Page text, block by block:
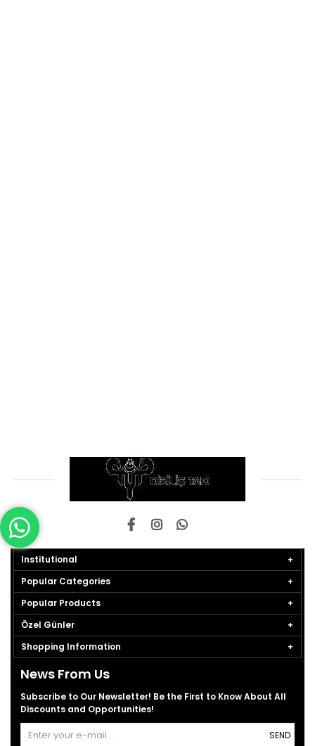
Institutional
Popular Categories
Popular Products
Özel Günler
Shopping Information
News From Us
Subscribe to Our Newsletter! Be the First to Know About All
Discounts and Opportunities!
SEND